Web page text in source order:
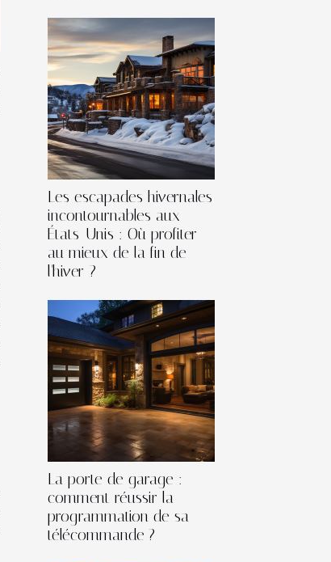
Les escapades hivernales
incontournables aux
États-Unis : Où profiter
au mieux de la fin de
l'hiver ?
La porte de garage :
comment réussir la
programmation de sa
télécommande ?